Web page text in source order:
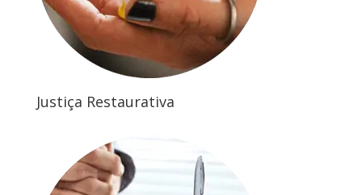
Justiça Restaurativa